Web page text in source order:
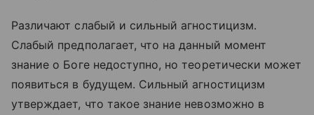
Различают слабый и сильный агностицизм.
Слабый предполагает, что на данный момент
знание о Боге недоступно, но теоретически может
появиться в будущем. Сильный агностицизм
утверждает, что такое знание невозможно в